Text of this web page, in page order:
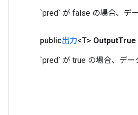
`pred` が false の場合、デ
public出力<T> OutputTrue
`pred` が true の場合、デー